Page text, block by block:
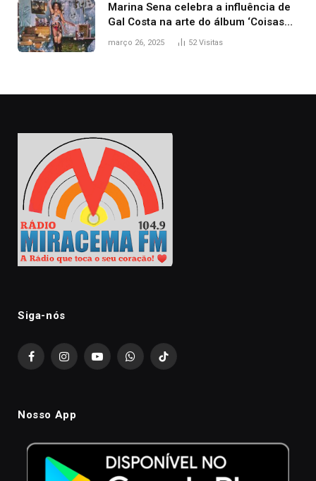
Marina Sena celebra a influência de
Gal Costa na arte do álbum ‘Coisas
naturais’
março 26, 2025 52Visitas
Siga-nós
FacebookInstagramYouTubeWhatsAppTikTok
Nosso App